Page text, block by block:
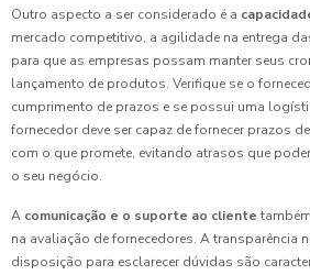
Outro aspecto a ser considerado é a
mercado competitivo, a agilidade na entrega
para que as empresas possam manter seus
lançamento de produtos. Verifique se o
cumprimento de prazos e se possui uma
fornecedor deve ser capaz de fornecer prazos
com o que promete, evitando atrasos que
o seu negócio.
A comunicação e o suporte ao cliente
na avaliação de fornecedores. A transparência
disposição para esclarecer dúvidas são